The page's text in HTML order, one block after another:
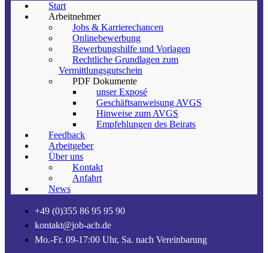
Start
Arbeitnehmer
Jobs & Karrierechancen
Onlinebewerbung
Bewerbungshilfe und Vorlagen
Rechtliche Grundlagen zum
Vermittlungsgutschein
PDF Dokumente
unser Exposé
Geschäftsanweisung AVGS
Hinweise zum AVGS
Empfehlungen des Beirats
Feedback
Arbeitgeber
Über uns
Kontakt
Anfahrt
News
+49 (0)355 86 95 95 90
kontakt@job-acb.de
Mo.-Fr. 09-17:00 Uhr, Sa. nach Vereinbarung